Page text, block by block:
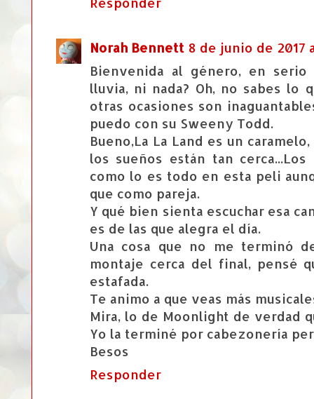
Norah Bennett 8 de junio de 2017
Bienvenida al género, en serio
lluvia, ni nada? Oh, no sabes lo
otras ocasiones son
puedo con su Sweeny Todd.
Bueno,La La Land es un
los sueños están tan
como lo es todo en esta peli
que como pareja.
Y qué bien sienta escuchar esa
es de las que alegra el día.
Una cosa que no me terminó
montaje cerca del final, pensé
estafada.
Te animo a que veas más
Mira, lo de Moonlight de verdad
Yo la terminé por cabezonería
Besos
Responder